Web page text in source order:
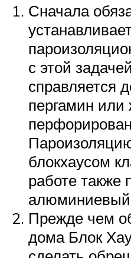
Сначала
с этой
справляется
пергамин или
блокхаусом
работе также
алюминиевый
Прежде чем
дома Блок